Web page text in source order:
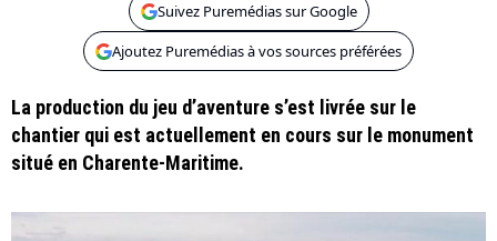
Suivez Puremédias sur Google
Ajoutez Puremédias à vos sources préférées
La production du jeu d’aventure s’est livrée sur le
chantier qui est actuellement en cours sur le monument
situé en Charente-Maritime.